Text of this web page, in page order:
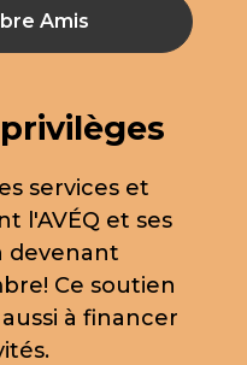
Amis
services et
l'AVÉQ et ses
devenant
Ce soutien
à financer